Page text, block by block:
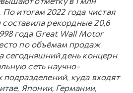
итогам 2022 года чистая
рекордные 20,6
года Great Wall Motor
по объёмам продаж
сегодняшний день концерн
сеть научно-
подразделений, куда входят
Японии, Германии,